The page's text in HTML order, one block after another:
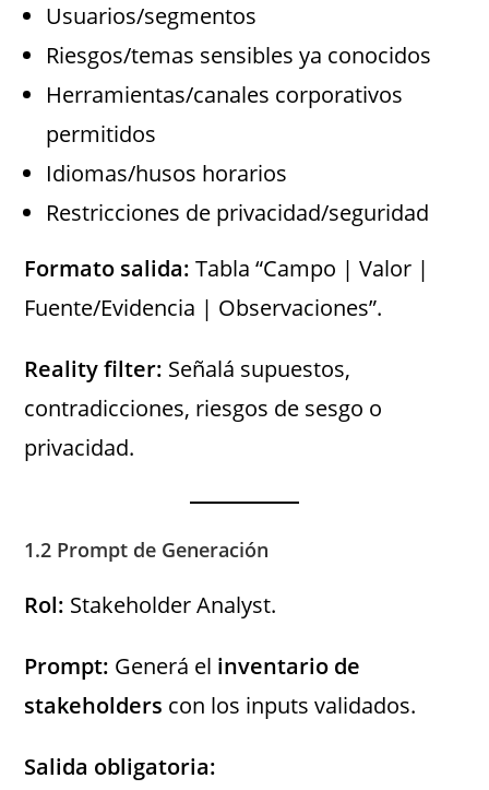
Usuarios/segmentos
Riesgos/temas sensibles ya conocidos
Herramientas/canales corporativos
permitidos
Idiomas/husos horarios
Restricciones de privacidad/seguridad
Formato salida: Tabla “Campo | Valor |
Fuente/Evidencia | Observaciones”.
Reality filter: Señalá supuestos,
contradicciones, riesgos de sesgo o
privacidad.
1.2 Prompt de Generación
Rol: Stakeholder Analyst.
Prompt: Generá el inventario de
stakeholders con los inputs validados.
Salida obligatoria: